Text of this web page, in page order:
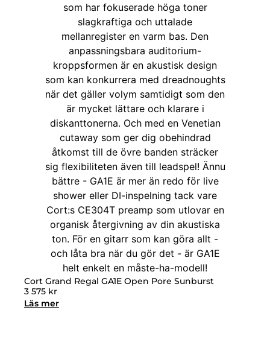
Cort Grand Regal GA1E Open Pore Sunburst
3 575 kr
Läs mer